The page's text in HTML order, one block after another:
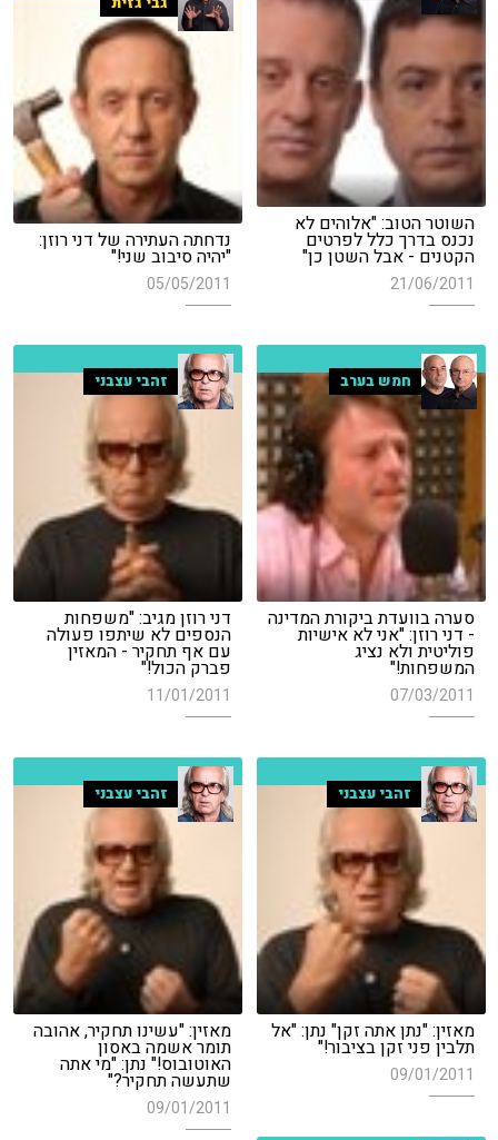
השוטר הטוב: "אלוהים לא
נכנס בדרך כלל לפרטים
הקטנים - אבל השטן כן"
21/06/2011
נדחתה העתירה של דני רוזן:
"יהיה סיבוב שני!"
05/05/2011
חמש בערב
סערה בוועדת ביקורת המדינה
- דני רוזן: "אני לא אישיות
פוליטית ולא נציג
המשפחות!"
07/03/2011
זהבי עצבני
דני רוזן מגיב: "משפחות
הנספים לא שיתפו פעולה
עם אף תחקיר - המאזין
פברק הכול!"
11/01/2011
זהבי עצבני
מאזין: "נתן אתה זקן" נתן: "אל
תלבין פני זקן בציבור!"
09/01/2011
זהבי עצבני
מאזין: "עשינו תחקיר, אהובה
תומר אשמה באסון
האוטובוס!" נתן: "מי אתה
שתעשה תחקיר?"
09/01/2011